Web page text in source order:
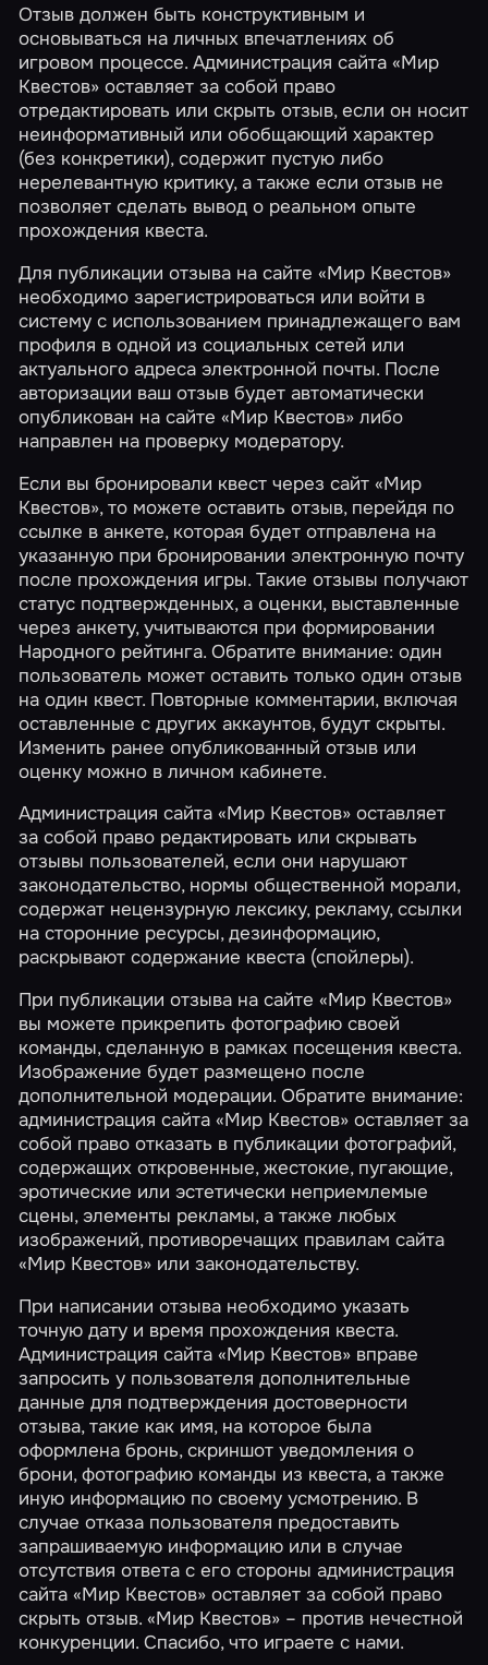
Отзыв должен быть конструктивным и
основываться на личных впечатлениях об
игровом процессе. Администрация сайта «Мир
Квестов» оставляет за собой право
отредактировать или скрыть отзыв, если он носит
неинформативный или обобщающий характер
(без конкретики), содержит пустую либо
нерелевантную критику, а также если отзыв не
позволяет сделать вывод о реальном опыте
прохождения квеста.
Для публикации отзыва на сайте «Мир Квестов»
необходимо зарегистрироваться или войти в
систему с использованием принадлежащего вам
профиля в одной из социальных сетей или
актуального адреса электронной почты. После
авторизации ваш отзыв будет автоматически
опубликован на сайте «Мир Квестов» либо
направлен на проверку модератору.
Если вы бронировали квест через сайт «Мир
Квестов», то можете оставить отзыв, перейдя по
ссылке в анкете, которая будет отправлена на
указанную при бронировании электронную почту
после прохождения игры. Такие отзывы получают
статус подтвержденных, а оценки, выставленные
через анкету, учитываются при формировании
Народного рейтинга. Обратите внимание: один
пользователь может оставить только один отзыв
на один квест. Повторные комментарии, включая
оставленные с других аккаунтов, будут скрыты.
Изменить ранее опубликованный отзыв или
оценку можно вличном кабинете.
Администрация сайта «Мир Квестов» оставляет
за собой право редактировать или скрывать
отзывы пользователей, если они нарушают
законодательство, нормы общественной морали,
содержат нецензурную лексику, рекламу, ссылки
на сторонние ресурсы, дезинформацию,
раскрывают содержание квеста (спойлеры).
При публикации отзыва на сайте «Мир Квестов»
вы можете прикрепить фотографию своей
команды, сделанную в рамках посещения квеста.
Изображение будет размещено после
дополнительной модерации. Обратите внимание:
администрация сайта «Мир Квестов» оставляет за
собой право отказать в публикации фотографий,
содержащих откровенные, жестокие, пугающие,
эротические или эстетически неприемлемые
сцены, элементы рекламы, а также любых
изображений, противоречащих правилам сайта
«Мир Квестов» или законодательству.
При написании отзыва необходимо указать
точную дату и время прохождения квеста.
Администрация сайта «Мир Квестов» вправе
запросить у пользователя дополнительные
данные для подтверждения достоверности
отзыва, такие как имя, на которое была
оформлена бронь, скриншот уведомления о
брони, фотографию команды из квеста, а также
иную информацию по своему усмотрению. В
случае отказа пользователя предоставить
запрашиваемую информацию или в случае
отсутствия ответа с его стороны администрация
сайта «Мир Квестов» оставляет за собой право
скрыть отзыв. «Мир Квестов» – против нечестной
конкуренции. Спасибо, что играете с нами.